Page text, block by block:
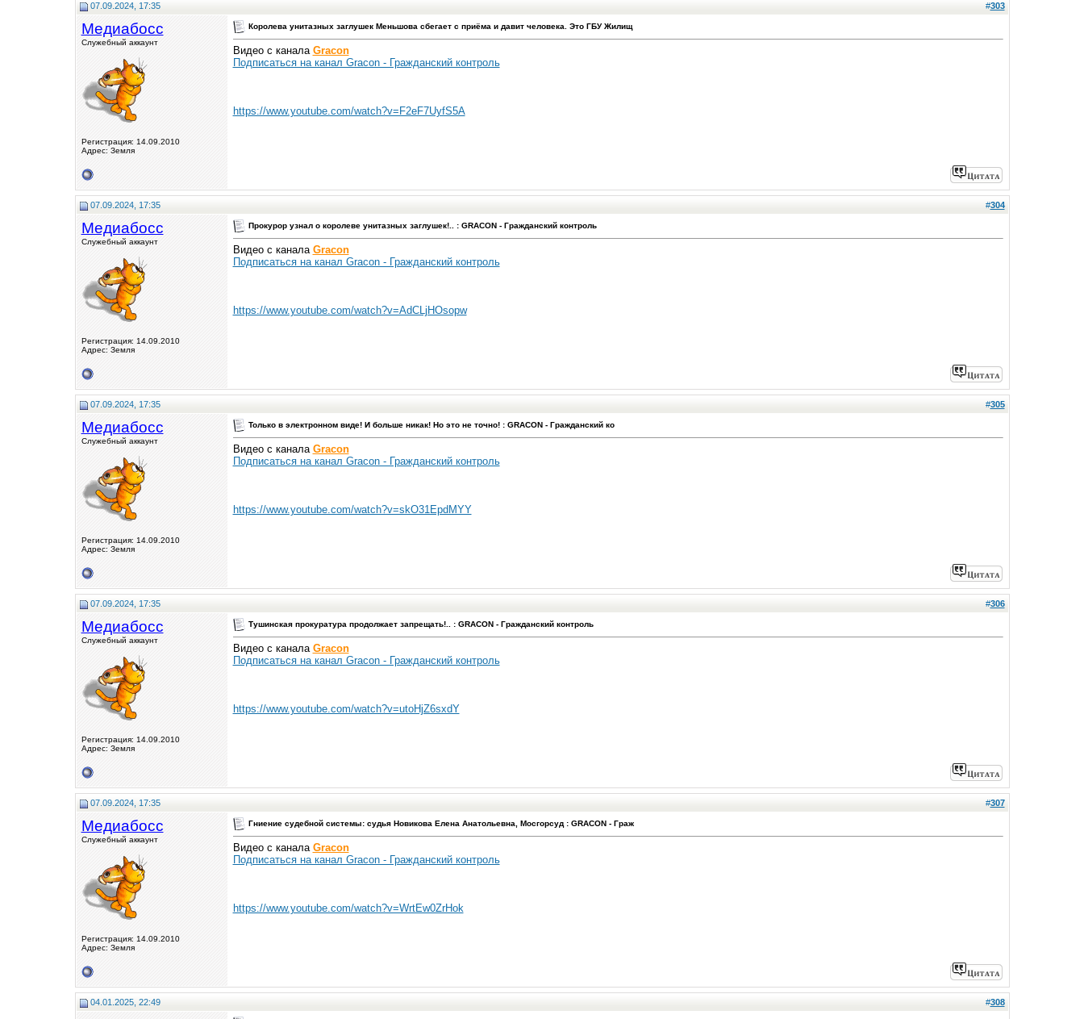
07.09.2024, 17:35 #303
Медиабосс
Служебный аккаунт
Регистрация: 14.09.2010
Адрес: Земля
Королева унитазных заглушек Меньшова сбегает с приёма и давит человека. Это ГБУ Жилищ
Видео с канала Gracon
Подписаться на канал Gracon - Гражданский контроль
https://www.youtube.com/watch?v=F2eF7UyfS5A
07.09.2024, 17:35 #304
Медиабосс
Служебный аккаунт
Регистрация: 14.09.2010
Адрес: Земля
Прокурор узнал о королеве унитазных заглушек!.. : GRACON - Гражданский контроль
Видео с канала Gracon
Подписаться на канал Gracon - Гражданский контроль
https://www.youtube.com/watch?v=AdCLjHOsopw
07.09.2024, 17:35 #305
Медиабосс
Служебный аккаунт
Регистрация: 14.09.2010
Адрес: Земля
Только в электронном виде! И больше никак! Но это не точно! : GRACON - Гражданский ко
Видео с канала Gracon
Подписаться на канал Gracon - Гражданский контроль
https://www.youtube.com/watch?v=skO31EpdMYY
07.09.2024, 17:35 #306
Медиабосс
Служебный аккаунт
Регистрация: 14.09.2010
Адрес: Земля
Тушинская прокуратура продолжает запрещать!.. : GRACON - Гражданский контроль
Видео с канала Gracon
Подписаться на канал Gracon - Гражданский контроль
https://www.youtube.com/watch?v=utoHjZ6sxdY
07.09.2024, 17:35 #307
Медиабосс
Служебный аккаунт
Регистрация: 14.09.2010
Адрес: Земля
Гниение судебной системы: судья Новикова Елена Анатольевна, Мосгорсуд : GRACON - Граж
Видео с канала Gracon
Подписаться на канал Gracon - Гражданский контроль
https://www.youtube.com/watch?v=WrtEw0ZrHok
04.01.2025, 22:49 #308